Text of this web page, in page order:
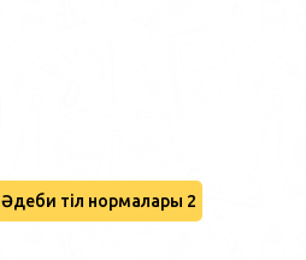
Әдеби тіл нормалары 2